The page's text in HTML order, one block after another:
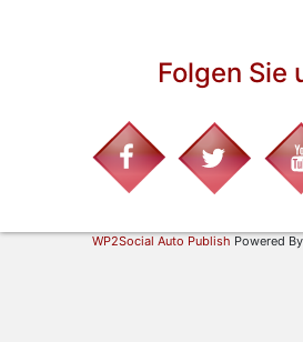
Folgen Sie
WP2Social Auto Publish Powered